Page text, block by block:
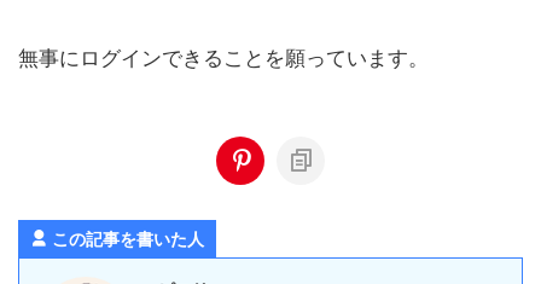
無事にログインできることを願っています。
この記事を書いた人